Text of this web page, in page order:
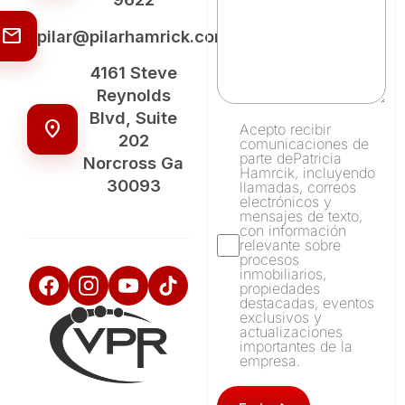
mail pilar@pilarhamrick.com
location_on
4161 Steve
Reynolds
Blvd, Suite
202
Norcross Ga
30093
Acepto recibir
comunicaciones de
parte dePatricia
Hamrcik, incluyendo
llamadas, correos
electrónicos y
mensajes de texto,
con información
relevante sobre
procesos
inmobiliarios,
propiedades
destacadas, eventos
exclusivos y
actualizaciones
importantes de la
empresa.